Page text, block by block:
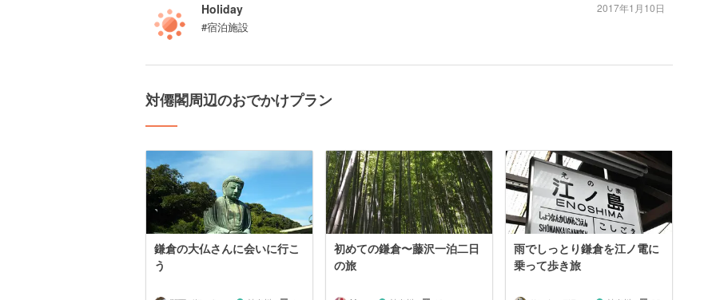
Holiday
#宿泊施設
2017年1月10日
対僊閣周辺のおでかけプラン
鎌倉の大仏さんに会いに行こ
う
初めての鎌倉〜藤沢一泊二日
の旅
雨でしっとり鎌倉を江ノ電に
乗って歩き旅